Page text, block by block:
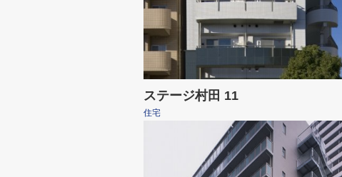
ステージ村田 11
住宅